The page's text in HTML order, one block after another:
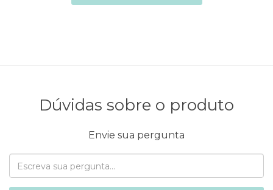
Dúvidas sobre o produto
Envie sua pergunta